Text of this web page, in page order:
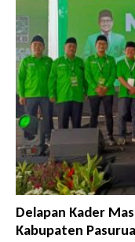
Delapan Kader
Kabupaten